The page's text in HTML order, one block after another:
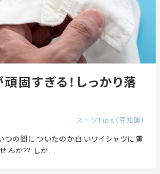
固すぎる！しっかり落
スーツTips（豆知識）
つの間についたのか白いワイシャツに黄
んか?? しか...